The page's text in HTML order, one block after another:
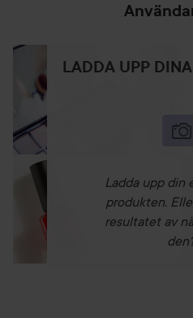
Användning: Lifting Code
på rengjort ansikte och boostat
applicering av creme.
50 ml
LADDA UPP
Ladda upp din
produkten.
resultatet av